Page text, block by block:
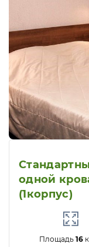
одной
(1корпус)
Площадь16